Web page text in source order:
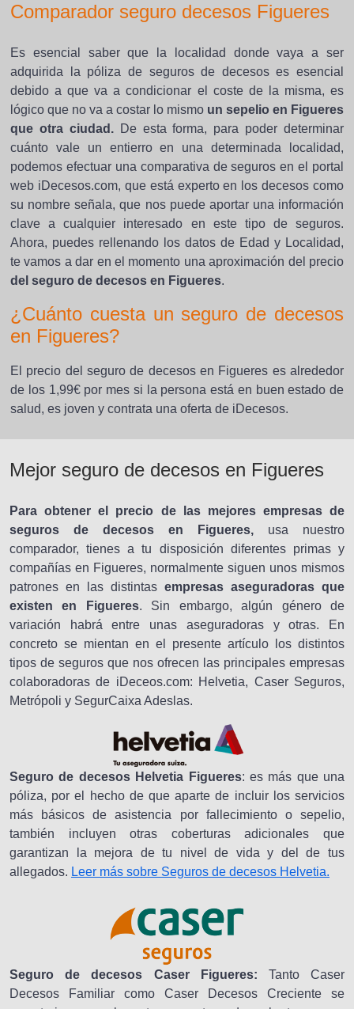
Comparador seguro decesos Figueres
Es esencial saber que la localidad donde vaya a ser
adquirida la póliza de seguros de decesos es esencial
debido a que va a condicionar el coste de la misma, es
lógico que no va a costar lo mismo un sepelio en Figueres
que otra ciudad.De esta forma, para poder determinar
cuánto vale un entierro en una determinada localidad,
podemos efectuar una comparativa de seguros en el portal
web iDecesos.com, que está experto en los decesos como
su nombre señala, que nos puede aportar una información
clave a cualquier interesado en este tipo de seguros.
Ahora, puedes rellenando los datos de Edad y Localidad,
te vamos a dar en el momento una aproximación del precio
del seguro de decesos en Figueres.
¿Cuánto cuesta un seguro de decesos
en Figueres?
El precio del seguro de decesos en Figueres es alrededor
de los 1,99€ por mes si la persona está en buen estado de
salud, es joven y contrata una oferta de iDecesos.
Mejor seguro de decesos en Figueres
Para obtener el precio de las mejores empresas de
seguros de decesos en Figueres, usa nuestro
comparador, tienes a tu disposición diferentes primas y
compañías en Figueres, normalmente siguen unos mismos
patrones en las distintas empresas aseguradoras que
existen en Figueres. Sin embargo, algún género de
variación habrá entre unas aseguradoras y otras. En
concreto se mientan en el presente artículo los distintos
tipos de seguros que nos ofrecen las principales empresas
colaboradoras de iDeceos.com: Helvetia, Caser Seguros,
Metrópoli y SegurCaixa Adeslas.
Seguro de decesos Helvetia Figueres: es más que una
póliza, por el hecho de que aparte de incluir los servicios
más básicos de asistencia por fallecimiento o sepelio,
también incluyen otras coberturas adicionales que
garantizan la mejora de tu nivel de vida y del de tus
allegados. Leer más sobre Seguros de decesos Helvetia.
Seguro de decesos Caser Figueres: Tanto Caser
Decesos Familiar como Caser Decesos Creciente se